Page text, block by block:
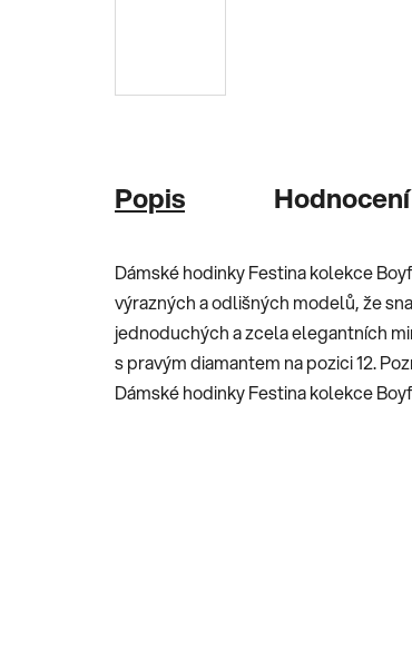
Popis Hodnocení
Dámské hodinky Festina kolekce
výrazných a odlišných modelů, že
jednoduchých a zcela elegantních
s pravým diamantem na pozici 12.
Dámské hodinky Festina kolekce